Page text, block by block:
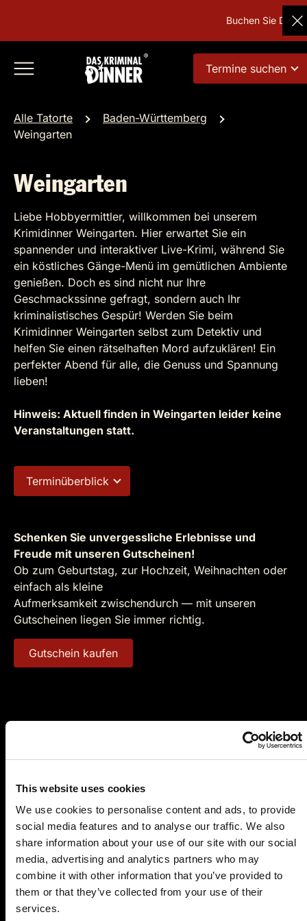
This website uses cookies
We use cookies to personalise content and ads, to provide
social media features and to analyse our traffic. We also
share information about your use of our site with our social
media, advertising and analytics partners who may
combine it with other information that you’ve provided to
them or that they’ve collected from your use of their
services.
Buchen Sie
Termine suchen
Alle Tatorte
Baden-Württemberg
Weingarten
Weingarten
Liebe Hobbyermittler, willkommen bei unserem
Krimidinner Weingarten. Hier erwartet Sie ein
spannender und interaktiver Live-Krimi, während Sie
ein köstliches Gänge-Menü im gemütlichen Ambiente
genießen. Doch es sind nicht nur Ihre
Geschmackssinne gefragt, sondern auch Ihr
kriminalistisches Gespür! Werden Sie beim
Krimidinner Weingarten selbst zum Detektiv und
helfen Sie einen rätselhaften Mord aufzuklären! Ein
perfekter Abend für alle, die Genuss und Spannung
lieben!
Hinweis: Aktuell finden in Weingarten leider keine
Veranstaltungen statt.
Terminüberblick
Schenken Sie unvergessliche Erlebnisse und
Freude mit unseren Gutscheinen!
Ob zum Geburtstag, zur Hochzeit, Weihnachten oder
einfach als kleine
Aufmerksamkeit zwischendurch — mit unseren
Gutscheinen liegen Sie immer richtig.
Gutschein kaufen
Es wurden leider keine aktuellen Veranstaltungen
einen passenden Krimidinner-Spielort in Ihrer
Kulinarische Genüsse beim
Krimidinner Weingarten
Weingarten, malerisch gelegen im Herzen